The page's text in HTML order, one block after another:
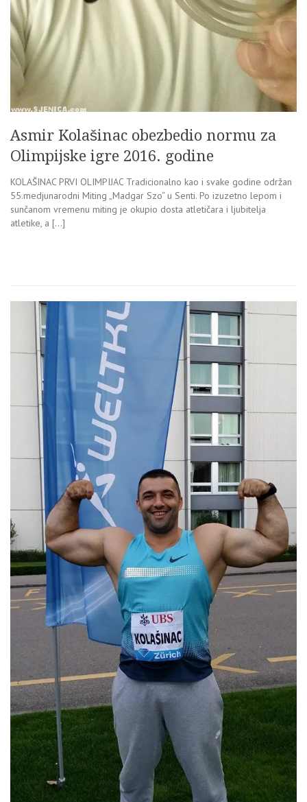
Asmir Kolašinac obezbedio normu za
Olimpijske igre 2016. godine
KOLAŠINAC PRVI OLIMPIJAC Tradicionalno kao i svake godine održan
55.medjunarodni Miting „Madgar Szo“ u Senti. Po izuzetno lepom i
sunčanom vremenu miting je okupio dosta atletičara i ljubitelja
atletike, a […]